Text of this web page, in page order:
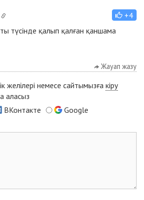
+4
түсінде қалып қалған қаншама
Жауап жазу
желілері немесе сайтымызға кіру
аласыз
ВКонтакте
Google